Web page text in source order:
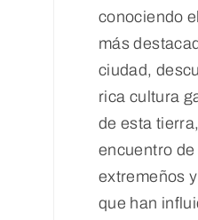
conociendo
más
ciudad,
rica cultura
de esta
encuentro
extremeños
que han